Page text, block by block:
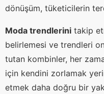
dönüşüm, tüketicilerin
Moda trendlerini takip
belirlemesi ve trendleri
tutan kombinler, her
için kendini zorlamak
etmek daha doğru bir